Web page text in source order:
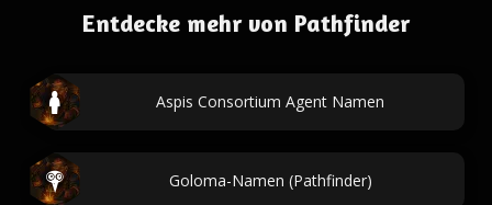
Entdecke mehr von Pathfinder
Aspis Consortium Agent Namen
Goloma-Namen (Pathfinder)